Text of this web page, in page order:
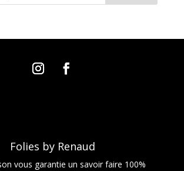
Folies by Renaud
vous garantie un savoir faire 100%